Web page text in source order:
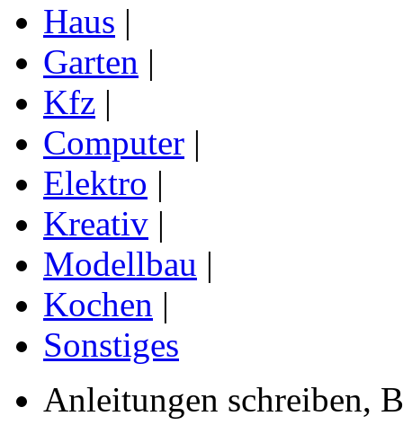
Haus |
Garten |
Kfz |
Computer |
Elektro |
Kreativ |
Modellbau |
Kochen |
Sonstiges
Anleitungen schreiben,